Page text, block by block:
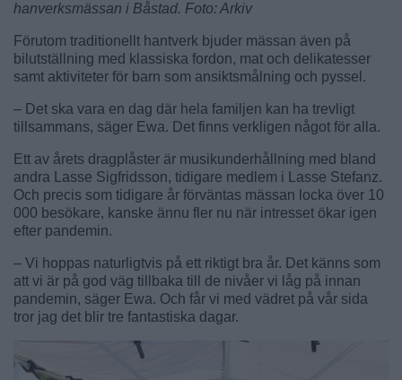
hanverksmässan i Båstad. Foto: Arkiv
Förutom traditionellt hantverk bjuder mässan även på
bilutställning med klassiska fordon, mat och delikatesser
samt aktiviteter för barn som ansiktsmålning och pyssel.
– Det ska vara en dag där hela familjen kan ha trevligt
tillsammans, säger Ewa. Det finns verkligen något för alla.
Ett av årets dragplåster är musikunderhållning med bland
andra Lasse Sigfridsson, tidigare medlem i Lasse Stefanz.
Och precis som tidigare år förväntas mässan locka över 10
000 besökare, kanske ännu fler nu när intresset ökar igen
efter pandemin.
– Vi hoppas naturligtvis på ett riktigt bra år. Det känns som
att vi är på god väg tillbaka till de nivåer vi låg på innan
pandemin, säger Ewa. Och får vi med vädret på vår sida
tror jag det blir tre fantastiska dagar.